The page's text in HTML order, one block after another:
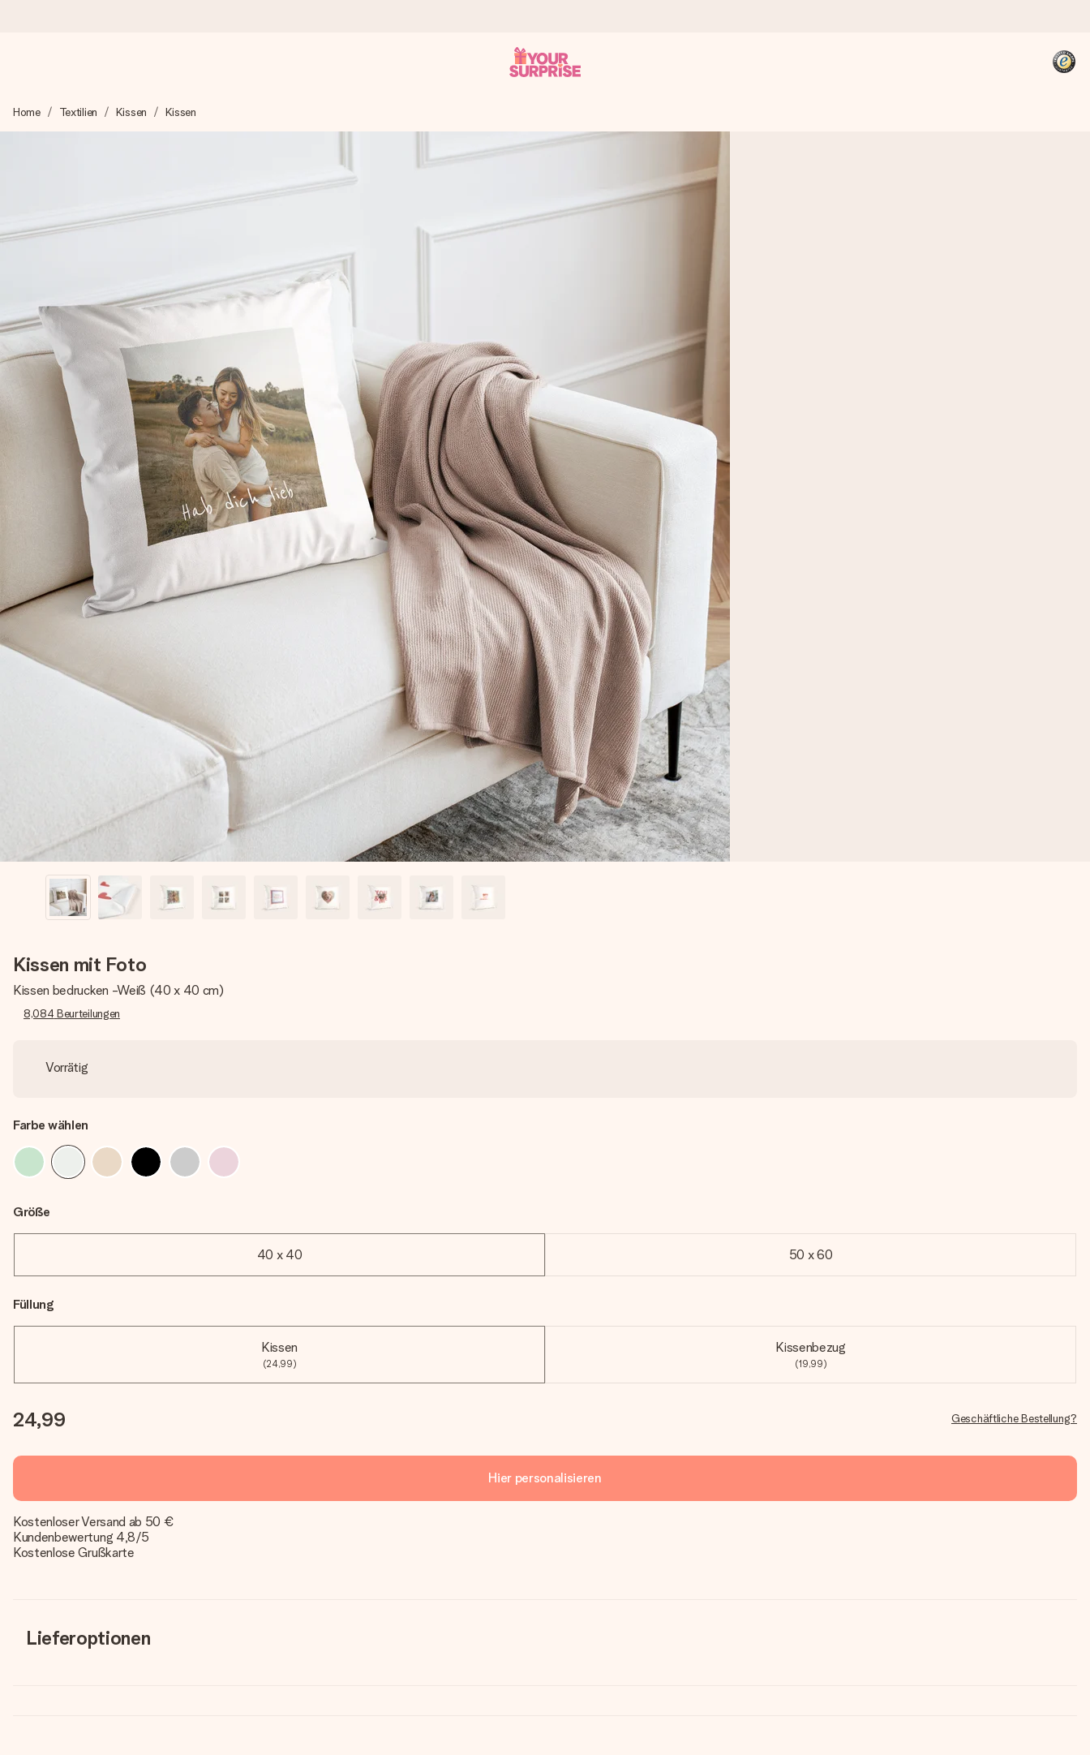
Wir bereiten dein Geschenk sorgfältig vor und schicken es blitzschnell – damit du es genau zum richtigen Zeitpunkt überreichen kannst, wenn es am meisten
zählt.
4,8 (basierend auf +15.000 Bewertungen)
Unsere Geschenke begeistern. Kunden bewerten uns mit 4,8 bei Google Reviews (Gesamtergebnis aller Länder, in die wir versenden).
+49 39292 929695
Montag - Freitag : 8:30 - 17:00 Uhr
Samstag - Sonntag : 8:30 - 13:00 Uhr
Home Textilien Kissen Kissen
Kissen mit Foto
Kissen bedrucken -Weiß (40 x 40 cm)
8,084 Beurteilungen
Vorrätig
Farbe wählen
Größe
40 x 40 50 x 60
Füllung
Kissen
(24,99)
Kissenbezug
(19,99)
24,99 Geschäftliche Bestellung?
Hier personalisieren
Kostenloser Versand ab 50 €
Kundenbewertung 4,8/5
Kostenlose Grußkarte
Lieferoptionen